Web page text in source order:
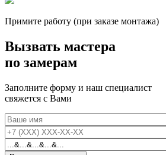
Примите работу (при заказе монтажа)
Вызвать мастера
по замерам
Заполните форму и наш специалист
свяжется с Вами